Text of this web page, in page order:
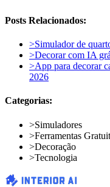
Posts Relacionados:
>Simulador de
>Decorar com IA
>App para decorar
2026
Categorias:
>Simuladores
>Ferramentas
>Decoração
>Tecnologia